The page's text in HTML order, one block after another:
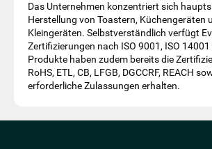
Das Unternehmen konzentriert sich
Herstellung von Toastern, Küchengeräten
Kleingeräten. Selbstverständlich verfügt
Zertifizierungen nach ISO 9001, ISO 14001
Produkte haben zudem bereits die
RoHS, ETL, CB, LFGB, DGCCRF, REACH
erforderliche Zulassungen erhalten.